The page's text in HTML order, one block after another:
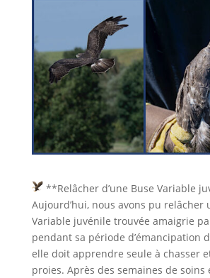
**Relâcher d’une Buse Variable
Aujourd’hui, nous avons pu relâcher
Variable juvénile trouvée amaigrie
pendant sa période d’émancipation
elle doit apprendre seule à chasser
proies. Après des semaines de soins